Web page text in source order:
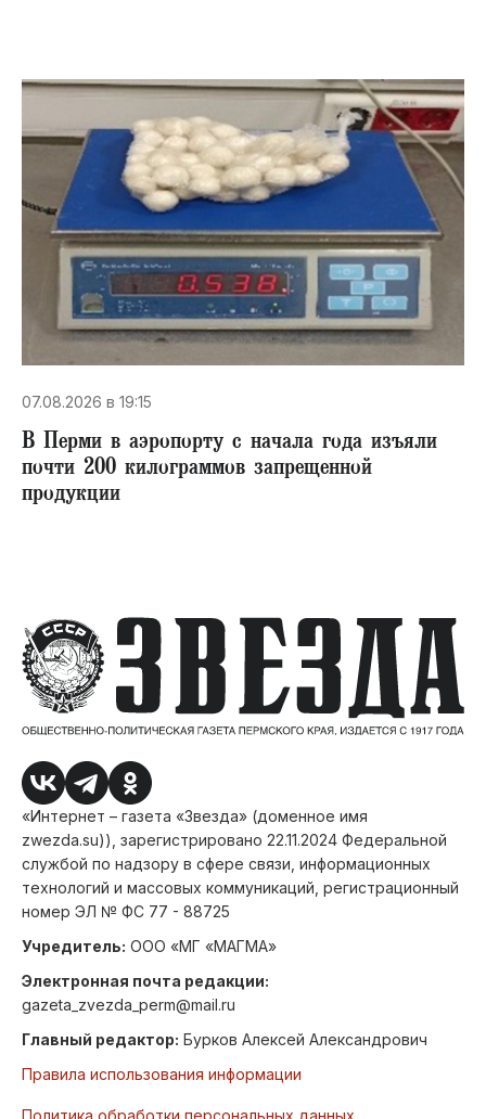
07.08.2026 в 19:15
В Перми в аэропорту с начала года изъяли
почти 200 килограммов запрещенной
продукции
«Интернет – газета «Звезда» (доменное имя
zwezda.su)), зарегистрировано 22.11.2024 Федеральной
службой по надзору в сфере связи, информационных
технологий и массовых коммуникаций, регистрационный
номер ЭЛ № ФС 77 - 88725
Учредитель: ООО «МГ «МАГМА»
Электронная почта редакции:
gazeta_zvezda_perm@mail.ru
Главный редактор: Бурков Алексей Александрович
Правила использования информации